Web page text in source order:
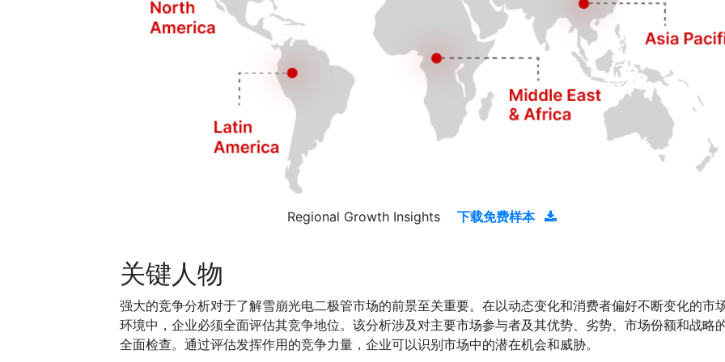
Regional Growth Insights 下载免费样本
关键人物
强大的竞争分析对于了解雪崩光电二极管市场的前景至关重要。在以动态变化和消费者偏好不断变化的市
环境中，企业必须全面评估其竞争地位。该分析涉及对主要市场参与者及其优势、劣势、市场份额和战略
全面检查。通过评估发挥作用的竞争力量，企业可以识别市场中的潜在机会和威胁。